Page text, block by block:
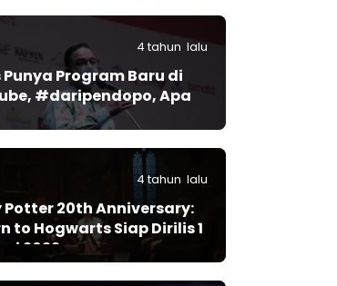
4 tahun lalu
Punya Program Baru di
#daripendopo, Apa
4 tahun lalu
Potter 20th Anniversary:
to Hogwarts Siap Dirilis 1
2022